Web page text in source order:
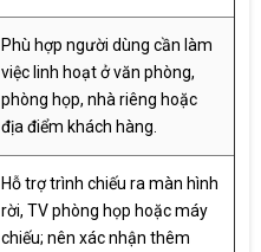
Phù hợp người dùng cần làm
việc linh hoạt ở văn phòng,
phòng họp, nhà riêng hoặc
địa điểm khách hàng.
Hỗ trợ trình chiếu ra màn hình
rời, TV phòng họp hoặc máy
chiếu; nên xác nhận thêm